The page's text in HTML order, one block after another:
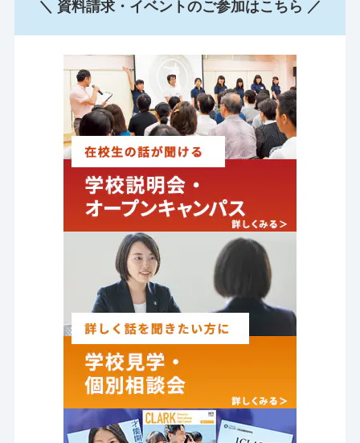
＼ 資料請求・イベントのご参加はこちら ／